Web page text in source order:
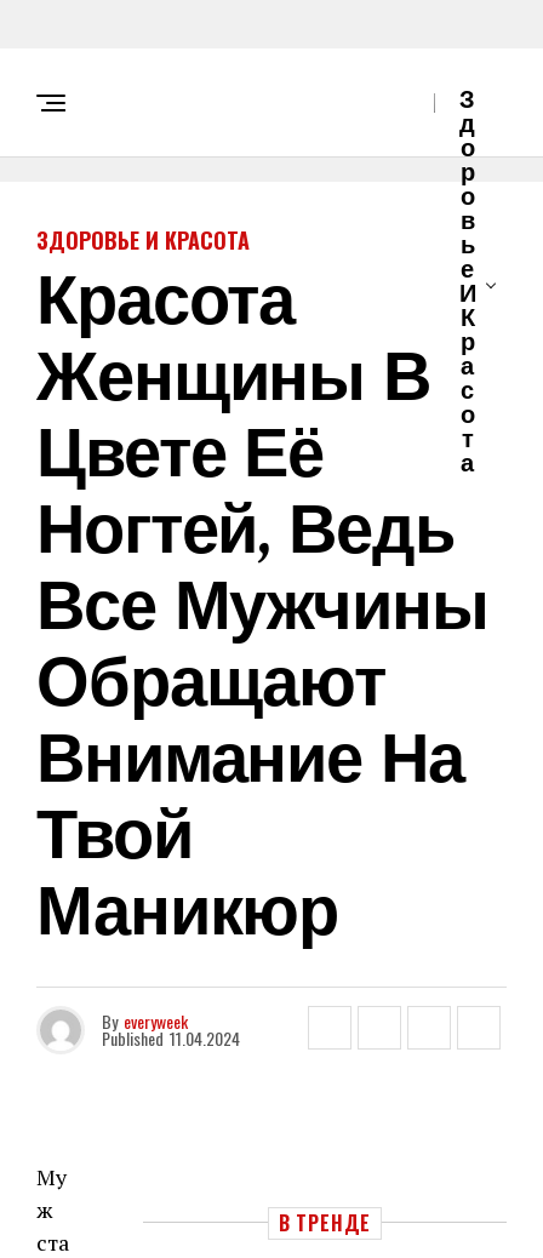
З
Д
О
Р
О
В
Ь
Е
И
К
Р
А
С
О
Т
А
ЗДОРОВЬЕ И КРАСОТА
Красота
Женщины В
Цвете Её
Ногтей, Ведь
Все Мужчины
Обращают
Внимание На
Твой
Маникюр
By everyweek
Published 11.04.2024
Му
ж
ста
В ТРЕНДЕ